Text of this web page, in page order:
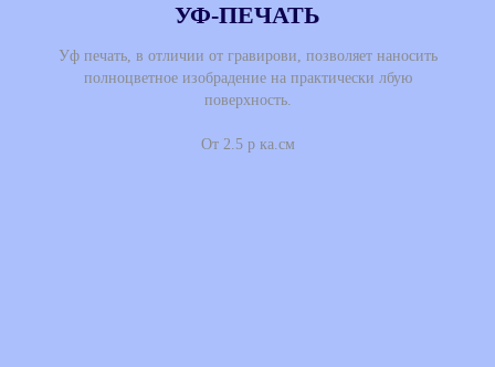
УФ-ПЕЧАТЬ
Уф печать, в отличии от гравирови, позволяет наносить
полноцветное изобрадение на практически лбую
поверхность.
От 2.5 р ка.см